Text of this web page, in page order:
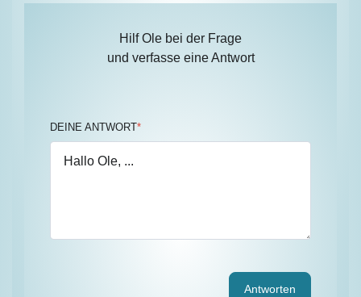
Hilf Ole bei der Frage
und verfasse eine Antwort
DEINE ANTWORT*
Antworten